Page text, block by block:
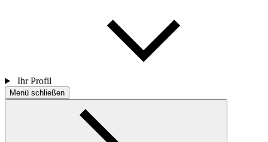
Ihr Profil
Menü schließen